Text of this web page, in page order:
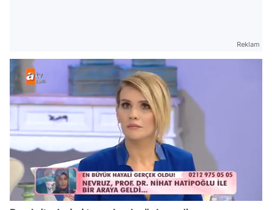
Reklam
/